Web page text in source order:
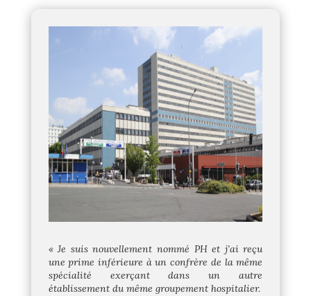
« Je suis nouvellement nommé PH et j’ai reçu
une prime inférieure à un confrère de la même
spécialité exerçant dans un autre
établissement du même groupement hospitalier.